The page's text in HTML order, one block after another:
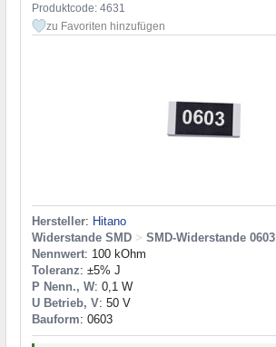
Produktcode: 4631
zu Favoriten hinzufügen
Hersteller: Hitano
Widerstande SMD > SMD-Widerstande 0603
Nennwert: 100 kOhm
Toleranz: ±5% J
P Nenn., W: 0,1 W
U Betrieb, V: 50 V
Bauform: 0603